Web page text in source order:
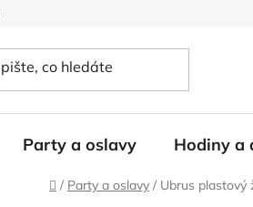
Party a oslavy Hodiny a
Domů
/ Party a oslavy / Ubrus plastový